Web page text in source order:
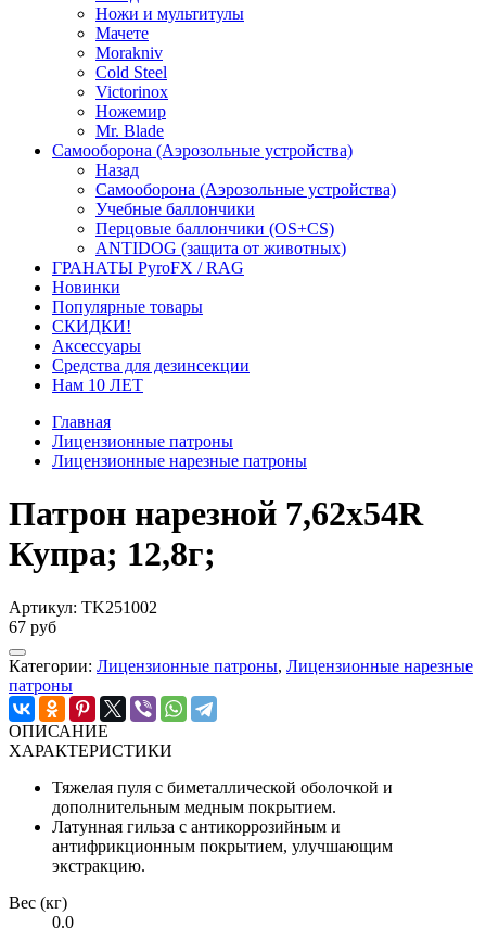
Ножи и мультитулы
Мачете
Morakniv
Cold Steel
Victorinox
Ножемир
Mr. Blade
Самооборона (Аэрозольные устройства)
Назад
Самооборона (Аэрозольные устройства)
Учебные баллончики
Перцовые баллончики (OS+CS)
ANTIDOG (защита от животных)
ГРАНАТЫ PyroFX / RAG
Новинки
Популярные товары
СКИДКИ!
Аксессуары
Средства для дезинсекции
Нам 10 ЛЕТ
Главная
Лицензионные патроны
Лицензионные нарезные патроны
Патрон нарезной 7,62х54R
Купра; 12,8г;
Артикул: TK251002
67 руб
Категории: Лицензионные патроны, Лицензионные нарезные
патроны
ОПИСАНИЕ
ХАРАКТЕРИСТИКИ
Тяжелая пуля с биметаллической оболочкой и
дополнительным медным покрытием.
Латунная гильза с антикоррозийным и
антифрикционным покрытием, улучшающим
экстракцию.
Вес (кг)
0.0